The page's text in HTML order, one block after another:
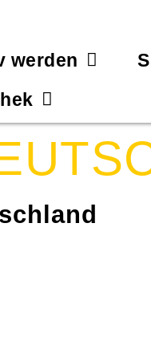
werden